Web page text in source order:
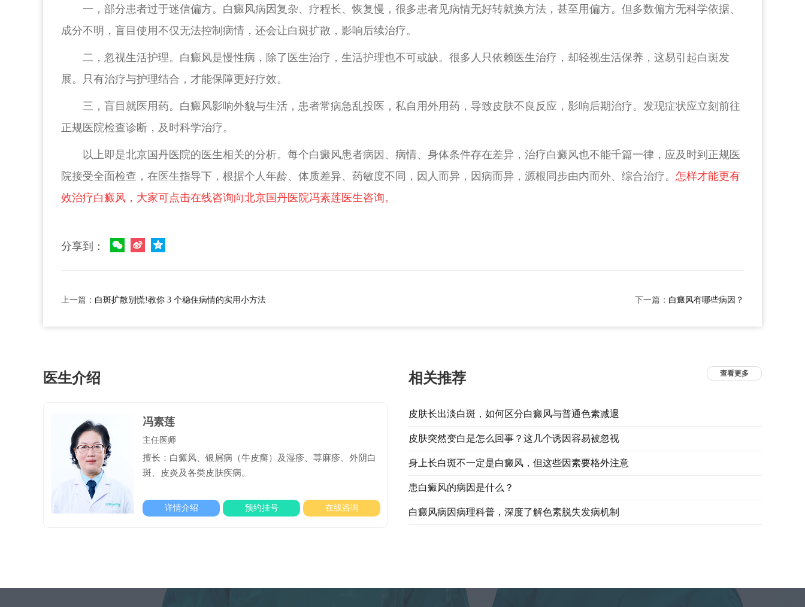
一，部分患者过于迷信偏方。白癜风病因复杂、疗程长、恢复慢，很多患者见病情无好转就换方法，甚至用偏方。但多数偏方无科学依据、
成分不明，盲目使用不仅无法控制病情，还会让白斑扩散，影响后续治疗。
二，忽视生活护理。白癜风是慢性病，除了医生治疗，生活护理也不可或缺。很多人只依赖医生治疗，却轻视生活保养，这易引起白斑发
展。只有治疗与护理结合，才能保障更好疗效。
三，盲目就医用药。白癜风影响外貌与生活，患者常病急乱投医，私自用外用药，导致皮肤不良反应，影响后期治疗。发现症状应立刻前往
正规医院检查诊断，及时科学治疗。
以上即是北京国丹医院的医生相关的分析。每个白癜风患者病因、病情、身体条件存在差异，治疗白癜风也不能千篇一律，应及时到正规医
院接受全面检查，在医生指导下，根据个人年龄、体质差异、药敏度不同，因人而异，因病而异，源根同步由内而外、综合治疗。 怎样才能更有
效治疗白癜风，大家可点击在线咨询向北京国丹医院冯素莲医生咨询。
分享到：
上一篇： 白斑扩散别慌!教你 3 个稳住病情的实用小方法 下一篇： 白癜风有哪些病因？
医生介绍
冯素莲
主任医师
擅长：白癜风、银屑病（牛皮癣）​及​湿疹、荨麻疹、外阴白
斑、皮炎及各类皮肤疾病。
详情介绍 预约挂号 在线咨询
相关推荐 查看更多
皮肤长出淡白斑，如何区分白癜风与普通色素减退
皮肤突然变白是怎么回事？这几个诱因容易被忽视
身上长白斑不一定是白癜风，但这些因素要格外注意
患白癜风的病因是什么？
白癜风病因病理科普，深度了解色素脱失发病机制